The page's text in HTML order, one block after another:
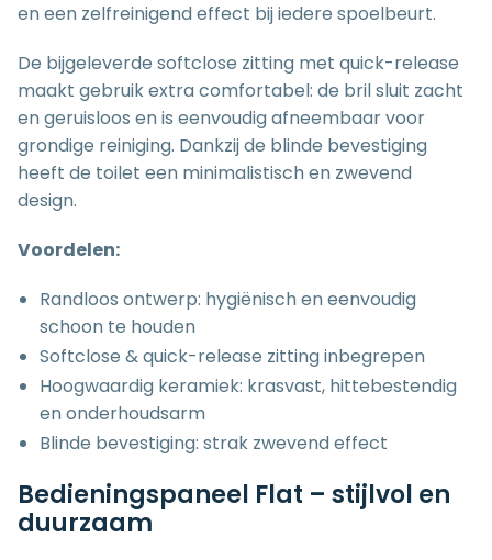
en een zelfreinigend effect bij iedere spoelbeurt.
De bijgeleverde softclose zitting met quick-release
maakt gebruik extra comfortabel: de bril sluit zacht
en geruisloos en is eenvoudig afneembaar voor
grondige reiniging. Dankzij de blinde bevestiging
heeft de toilet een minimalistisch en zwevend
design.
Voordelen:
Randloos ontwerp: hygiënisch en eenvoudig
schoon te houden
Softclose & quick-release zitting inbegrepen
Hoogwaardig keramiek: krasvast, hittebestendig
en onderhoudsarm
Blinde bevestiging: strak zwevend effect
Bedieningspaneel Flat – stijlvol en
duurzaam